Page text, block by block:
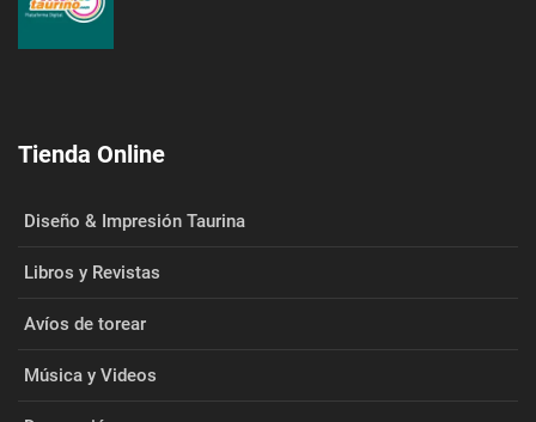
Tienda Online
Diseño & Impresión Taurina
Libros y Revistas
Avíos de torear
Música y Videos